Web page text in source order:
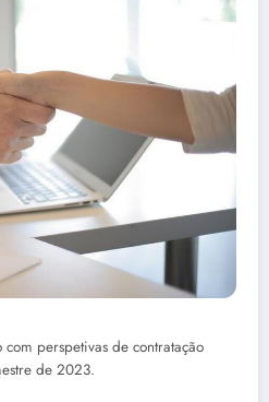
perspetivas de contratação
de 2023.